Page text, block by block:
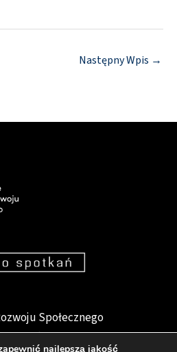
Następny Wpis →
Społecznego
Wrocław
najlepszą jakość